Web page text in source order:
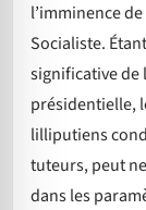
l’imminence
Socialiste.
significative de
présidentielle,
lilliputiens
tuteurs, peut
dans les